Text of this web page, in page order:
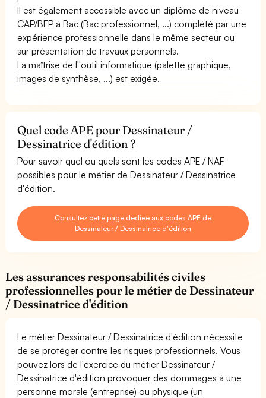
Il est également accessible avec un diplôme de niveau
CAP/BEP à Bac (Bac professionnel, ...) complété par une
expérience professionnelle dans le même secteur ou
sur présentation de travaux personnels.
La maîtrise de l''outil informatique (palette graphique,
images de synthèse, ...) est exigée.
Quel code APE pour Dessinateur /
Dessinatrice d'édition ?
Pour savoir quel ou quels sont les codes APE / NAF
possibles pour le métier de Dessinateur / Dessinatrice
d'édition.
Consultez cette page dédiée aux codes APE de
Dessinateur / Dessinatrice d'édition
Les assurances responsabilités civiles
professionnelles pour le métier de Dessinateur
/ Dessinatrice d'édition
Le métier Dessinateur / Dessinatrice d'édition nécessite
de se protéger contre les risques professionnels. Vous
pouvez lors de l'exercice du métier Dessinateur /
Dessinatrice d'édition provoquer des dommages à une
personne morale (entreprise) ou physique (un